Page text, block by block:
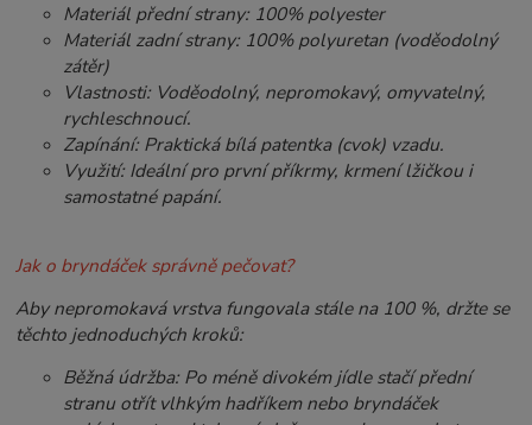
Materiál přední strany: 100% polyester
Materiál zadní strany: 100% polyuretan (voděodolný
zátěr)
Vlastnosti: Voděodolný, nepromokavý, omyvatelný,
rychleschnoucí.
Zapínání: Praktická bílá patentka (cvok) vzadu.
Využití: Ideální pro první příkrmy, krmení lžičkou i
samostatné papání.
Jak o bryndáček správně pečovat?
Aby nepromokavá vrstva fungovala stále na 100 %, držte se
těchto jednoduchých kroků:
Běžná údržba: Po méně divokém jídle stačí přední
stranu otřít vlhkým hadříkem nebo bryndáček